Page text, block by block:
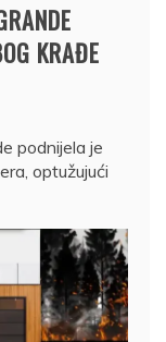
KRAĐE
podnijela je
optužujući